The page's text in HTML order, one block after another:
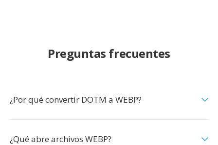
Preguntas frecuentes
¿Por qué convertir DOTM a WEBP?
¿Qué abre archivos WEBP?